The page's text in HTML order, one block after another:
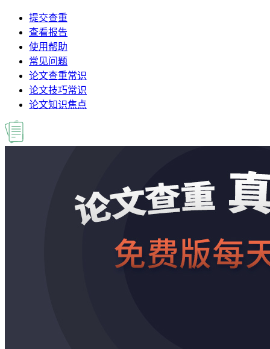
提交查重
查看报告
使用帮助
常见问题
论文查重常识
论文技巧常识
论文知识焦点